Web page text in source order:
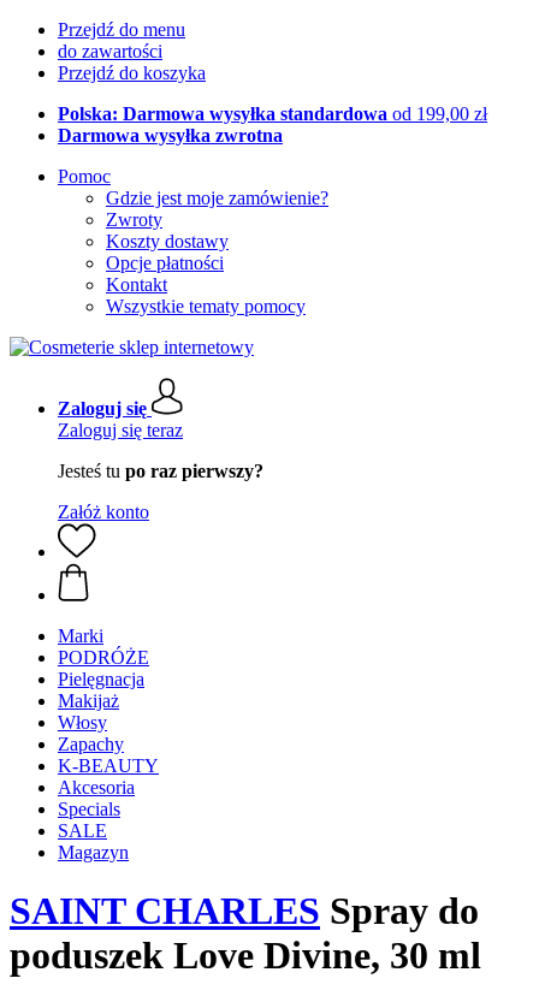
Przejdź do menu
do zawartości
Przejdź do koszyka
Polska: Darmowa wysyłka standardowa od 199,00 zł
Darmowa wysyłka zwrotna
Pomoc
Gdzie jest moje zamówienie?
Zwroty
Koszty dostawy
Opcje płatności
Kontakt
Wszystkie tematy pomocy
Zaloguj się
Zaloguj się teraz
Jesteś tu po raz pierwszy?
Załóż konto
Marki
PODRÓŻE
Pielęgnacja
Makijaż
Włosy
Zapachy
K-BEAUTY
Akcesoria
Specials
SALE
Magazyn
SAINT CHARLES Spray do
poduszek Love Divine, 30 ml